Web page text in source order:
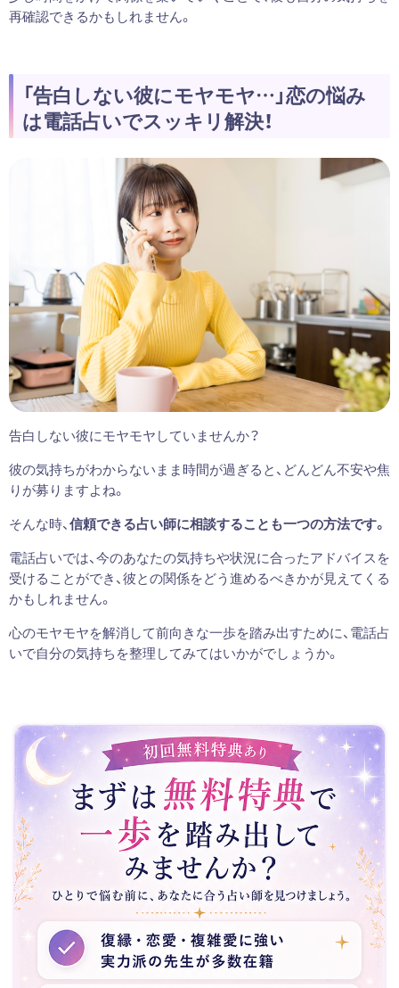
再確認できるかもしれません。
「告白しない彼にモヤモヤ…」恋の悩み
は電話占いでスッキリ解決！
告白しない彼にモヤモヤしていませんか？
彼の気持ちがわからないまま時間が過ぎると、どんどん不安や焦
りが募りますよね。
そんな時、信頼できる占い師に相談することも一つの方法です。
電話占いでは、今のあなたの気持ちや状況に合ったアドバイスを
受けることができ、彼との関係をどう進めるべきかが見えてくる
かもしれません。
心のモヤモヤを解消して前向きな一歩を踏み出すために、電話占
いで自分の気持ちを整理してみてはいかがでしょうか。